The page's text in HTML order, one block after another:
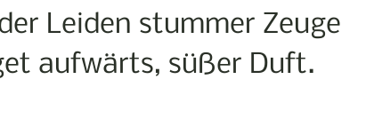
Leiden stummer Zeuge
aufwärts, süßer Duft.